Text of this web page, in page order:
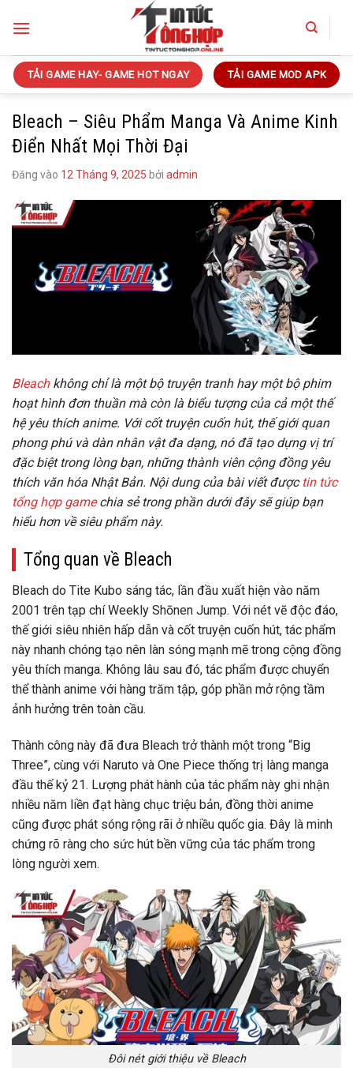
qua
dung TẢI GAME HAY- GAME HOT NGAY TẢI GAME MOD APK
Bleach – Siêu Phẩm Manga Và Anime Kinh
Điển Nhất Mọi Thời Đại
Đăng vào 12 Tháng 9, 2025 bởi admin
Bleachkhông chỉ là một bộ truyện tranh hay một bộ phim
hoạt hình đơn thuần mà còn là biểu tượng của cả một thế
hệ yêu thích anime. Với cốt truyện cuốn hút, thế giới quan
phong phú và dàn nhân vật đa dạng, nó đã tạo dựng vị trí
đặc biệt trong lòng bạn, những thành viên cộng đồng yêu
thích văn hóa Nhật Bản. Nội dung của bài viết được tin tức
tổng hợp gamechia sẻ trong phần dưới đây sẽ giúp bạn
hiểu hơn về siêu phẩm này.
Tổng quan về Bleach
Bleach do Tite Kubo sáng tác, lần đầu xuất hiện vào năm
2001 trên tạp chí Weekly Shōnen Jump. Với nét vẽ độc đáo,
thế giới siêu nhiên hấp dẫn và cốt truyện cuốn hút, tác phẩm
này nhanh chóng tạo nên làn sóng mạnh mẽ trong cộng đồng
yêu thích manga. Không lâu sau đó, tác phẩm được chuyển
thể thành anime với hàng trăm tập, góp phần mở rộng tầm
ảnh hưởng trên toàn cầu.
Thành công này đã đưa Bleach trở thành một trong “Big
Three”, cùng với Naruto và One Piece thống trị làng manga
đầu thế kỷ 21. Lượng phát hành của tác phẩm này ghi nhận
nhiều năm liền đạt hàng chục triệu bản, đồng thời anime
cũng được phát sóng rộng rãi ở nhiều quốc gia. Đây là minh
chứng rõ ràng cho sức hút bền vững của tác phẩm trong
lòng người xem.
Đôi nét giới thiệu về Bleach